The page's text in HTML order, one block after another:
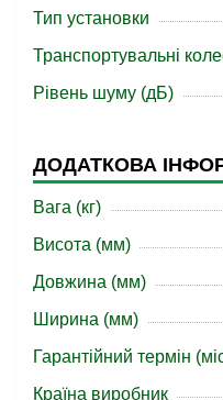
Тип установки
Транспортувальні
Рівень шуму (дБ)
ДОДАТКОВА
Вага (кг)
Висота (мм)
Довжина (мм)
Ширина (мм)
Гарантійний термін
Країна виробник